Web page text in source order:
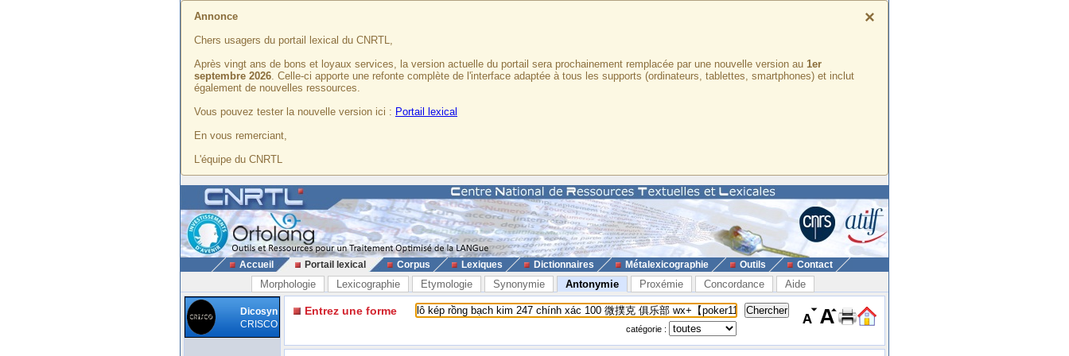
×
Annonce
Chers usagers du portail lexical du CNRTL,
Après vingt ans de bons et loyaux services, la version actuelle du portail sera prochainement remplacée par une nouvelle version au 1er
septembre 2026. Celle-ci apporte une refonte complète de l'interface adaptée à tous les supports (ordinateurs, tablettes, smartphones) et inclut
également de nouvelles ressources.
Vous pouvez tester la nouvelle version ici : Portail lexical
En vous remerciant,
L'équipe du CNRTL
Accueil Portail lexical Corpus Lexiques Dictionnaires Métalexicographie Outils Contact
Morphologie Lexicographie Etymologie Synonymie Antonymie Proxémie Concordance Aide
Dicosyn
CRISCO
Entrez une forme
catégorie :